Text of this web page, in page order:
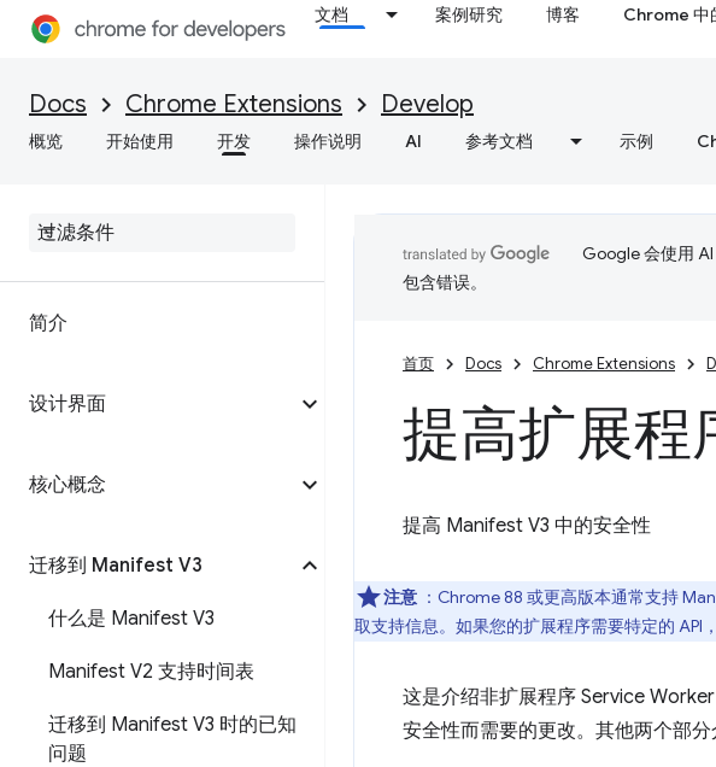
文档 案例研究 博客 Chrome 中
Docs Chrome Extensions Develop
概览 开始使用 开发 操作说明 AI 参考文档 示例
简介
设计界面
核心概念
迁移到 Manifest V3
什么是 Manifest V3
Manifest V2 支持时间表
迁移到 Manifest V3 时的已知
问题
Google 会使用
包含错误。
首页 Docs Chrome Extensions
提高扩展程
提高 Manifest V3 中的安全性
注意 ：Chrome 88 或更高版本通常支持
取支持信息。如果您的扩展程序需要特定的 API
这是介绍非扩展程序 Service
安全性而需要的更改。其他两个部